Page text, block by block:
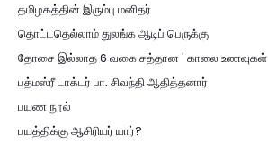
தமிழகத்தின் இரும்பு மனிதர்
தொட்டதெல்லாம் துலங்க ஆடிப் பெருக்கு
தோசை இல்லாத 6 வகை சத்தான ' காலை உணவுகள்
பத்மஸ்ரீ டாக்டர் பா. சிவந்தி ஆதித்தனார்
பயண நூல்
பயத்திக்கு ஆசிரியர் யார்?